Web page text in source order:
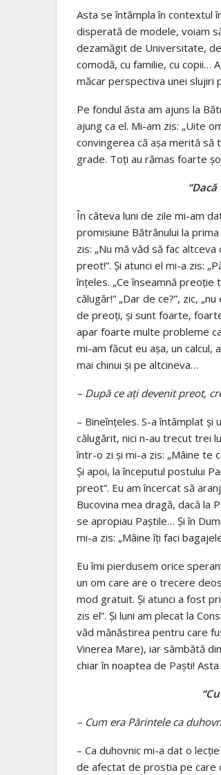
Asta se întâmpla în contextul
disperată de modele, voiam
dezamăgit de Universitate,
comodă, cu familie, cu copii…
măcar perspectiva unei slujiri
Pe fondul ăsta am ajuns la
ajung ca el. Mi-am zis: „Uite
convingerea că aşa merită să
grade. Toţi au rămas foarte
În câteva luni de zile mi-am
promisiune Bătrânului la
zis: „Nu mă văd să fac
preot!”. Şi atunci el mi-a zis:
înţeles. „Ce înseamnă preoţie
călugăr!” „Dar de ce?”, zic,
de preoţi, şi sunt foarte,
apar foarte multe probleme
mi-am făcut eu aşa, un calcul,
mai chinui şi pe altcineva…
– După ce aţi devenit preot,
– Bineînţeles. S-a întâmplat şi
călugărit, nici n-au trecut trei
într-o zi şi mi-a zis: „Mâine te
Şi apoi, la începutul postului
preot”. Eu am încercat să
Bucovina mea dragă, dacă la
se apropiau Paştile… Şi în
mi-a zis: „Mâine îţi faci
Eu îmi pierdusem orice
un om care are o trecere
mod gratuit. Şi atunci a fost
zis el”. Şi luni am plecat la
văd mănăstirea pentru care
Vinerea Mare), iar sâmbătă
chiar în noaptea de Paşti!
– Cum era Părintele ca
– Ca duhovnic mi-a dat o
de afectat de prostia pe care